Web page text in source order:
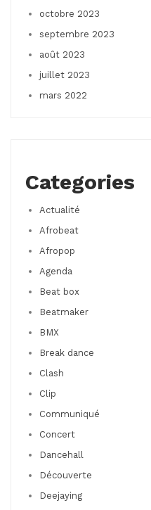
octobre 2023
septembre 2023
août 2023
juillet 2023
mars 2022
Categories
Actualité
Afrobeat
Afropop
Agenda
Beat box
Beatmaker
BMX
Break dance
Clash
Clip
Communiqué
Concert
Dancehall
Découverte
Deejaying